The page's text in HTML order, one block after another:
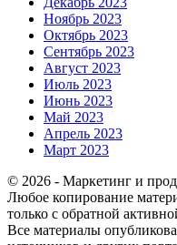
Ноябрь 2023
Октябрь 2023
Сентябрь 2023
Август 2023
Июль 2023
Июнь 2023
Май 2023
Апрель 2023
Март 2023
© 2026 - Маркетинг и
Любое копирование
только с обратной
Все материалы